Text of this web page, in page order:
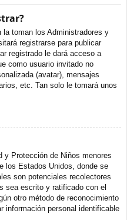
la toman los Administradores y
registrarse para publicar
registrado le dará acceso a
como usuario invitado no
(avatar), mensajes
etc. Tan solo le tomará unos
y Protección de Niños menores
los Estados Unidos, donde se
son potenciales recolectores
sea escrito y ratificado con el
otro método de reconocimiento
información personal identificable